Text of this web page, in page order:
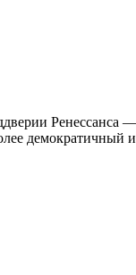
Ренессанса
демократичный